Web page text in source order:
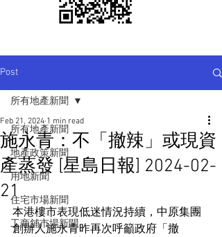
Post
所有地產新聞
地產政策新聞
用地新聞
住宅市場新聞
工商舖市場新聞
所有地產新聞
施永青：不「撤辣」或現資
產蒸發 [星島日報] 2024-02-
21
Feb 21, 2024 1 min read
本港樓市表現低迷情況持續，中原集團
創辦人施永青昨再次呼籲政府「撤